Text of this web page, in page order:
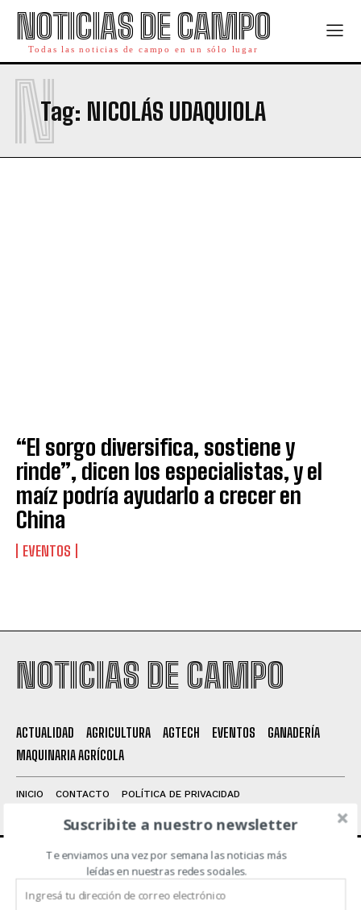
QUIERO SUSCRIBIRME
NOTICIAS DE CAMPO
Todas las noticias de campo en un sólo lugar
Tag: NICOLÁS UDAQUIOLA
N
“El sorgo diversifica, sostiene y
rinde”, dicen los especialistas, y el
maíz podría ayudarlo a crecer en
China
EVENTOS
NOTICIAS DE CAMPO
ACTUALIDAD AGRICULTURA AGTECH EVENTOS
GANADERÍA
MAQUINARIA AGRÍCOLA
INICIO CONTACTO
POLÍTICA DE PRIVACIDAD
ACERCA DE NOSOTROS
Suscribite a nuestro newsletter
Te enviamos una vez por semana las noticias más
leídas en nuestras redes sociales.